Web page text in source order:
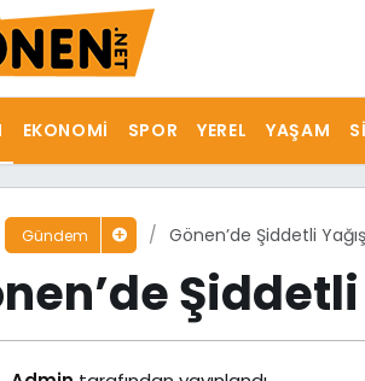
EKONOMI SPOR YEREL YAŞAM
Gündem Gönen’de Şiddetli